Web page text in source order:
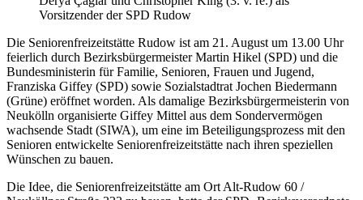
Vorsitzender der SPD Rudow
Die Seniorenfreizeitstätte Rudow ist am 21. August um 13.00 Uhr
feierlich durch Bezirksbürgermeister Martin Hikel (SPD) und die
Bundesministerin für Familie, Senioren, Frauen und Jugend,
Franziska Giffey (SPD) sowie Sozialstadtrat Jochen Biedermann
(Grüne) eröffnet worden. Als damalige Bezirksbürgermeisterin von
Neukölln organisierte Giffey Mittel aus dem Sondervermögen
wachsende Stadt (SIWA), um eine im Beteiligungsprozess mit den
Senioren entwickelte Seniorenfreizeitstätte nach ihren speziellen
Wünschen zu bauen.
Die Idee, die Seniorenfreizeitstätte am Ort Alt-Rudow 60 /